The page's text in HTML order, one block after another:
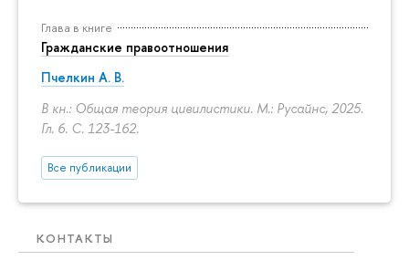
Глава в книге
Гражданские правоотношения
Пчелкин А. В.
В кн.: Общая теория цивилистики. М.: Русайнс, 2025.
Гл. 6. С. 123-162.
Все публикации
КОНТАКТЫ